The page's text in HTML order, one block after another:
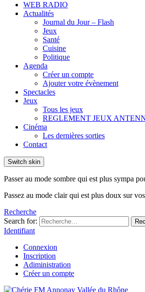
WEB RADIO
Actualités
Journal du Jour – Flash
Jeux
Santé
Cuisine
Politique
Agenda
Créer un compte
Ajouter votre évènement
Spectacles
Jeux
Tous les jeux
REGLEMENT JEUX
Cinéma
Les dernières sorties
Contact
Switch skin
Passer au mode sombre qui est plus sympa
Passez au mode clair qui est plus doux sur
Recherche
Search for:
Identifiant
Connexion
Inscription
Adiministration
Créer un compte